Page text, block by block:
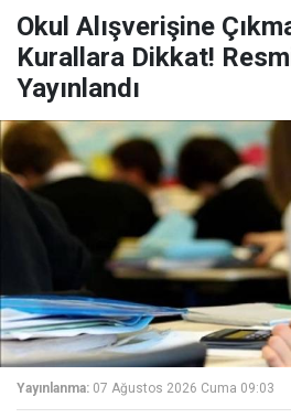
Okul Alışverişine
Kurallara Dikkat!
Yayınlandı
Yayınlanma: 07 Ağustos 2026 Cuma 09:03